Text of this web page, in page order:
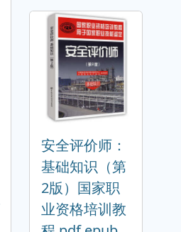
安全评价师：
基础知识（第
2版）国家职
业资格培训教